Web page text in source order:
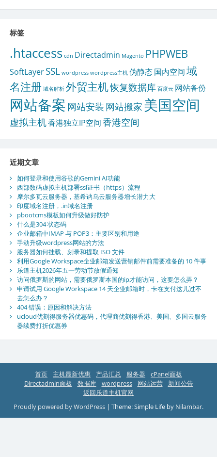
标签
.htaccess cdn Directadmin Magento PHPWEB
SoftLayerSSL wordpress wordpress主机 伪静态国内空间域
名注册 域名解析 外贸主机恢复数据库 百度云 网站备份
网站备案 网站安装网站搬家美国空间
虚拟主机香港独立IP空间香港空间
近期文章
如何登录和使用谷歌的Gemini AI功能
西部数码虚拟主机部署ssl证书（https）流程
摩尔多瓦云服务器，基希讷乌云服务器增长潜力大
印度域名注册，.in域名注册
pbootcms模板如何升级做好防护
什么是304 状态码
企业邮箱中IMAP 与 POP3：主要区别和用途
手动升级wordpress网站的方法
服务器如何挂载、刻录和提取 ISO 文件
利用Google Workspace企业邮箱发送营销邮件前需要准备的 10 件事
乐道主机2026年五一劳动节放假通知
访问俄罗斯的网站，需要俄罗斯本国的ip才能访问，这要怎么弄？
申请试用 Google Workspace 14 天企业邮箱时，卡在支付这儿过不
去怎么办？
404 错误：原因和解决方法
ucloud优刻得服务器优惠码，代理商优刻得香港、美国、多国云服务
器续费打折优惠券
首页 主机最新优惠 产品汇总 服务器
cPanel面板
Directadmin面板
数据库 wordpress 网站运营
新闻公告
返回乐道主机官网
Proudly powered by WordPress | Theme: Simple Life by Nilambar.